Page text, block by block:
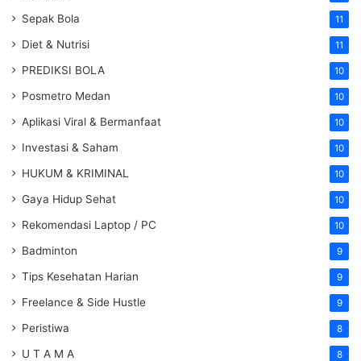
Sepak Bola 11
Diet & Nutrisi 11
PREDIKSI BOLA 10
Posmetro Medan 10
Aplikasi Viral & Bermanfaat 10
Investasi & Saham 10
HUKUM & KRIMINAL 10
Gaya Hidup Sehat 10
Rekomendasi Laptop / PC 10
Badminton 9
Tips Kesehatan Harian 9
Freelance & Side Hustle 9
Peristiwa 8
U T A M A 8